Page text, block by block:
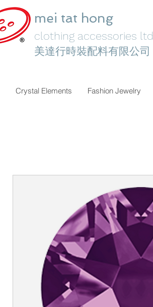
mei tat hong
clothing accessories ltd
美達行時裝配料有限公司
Crystal Elements Fashion Jewelry